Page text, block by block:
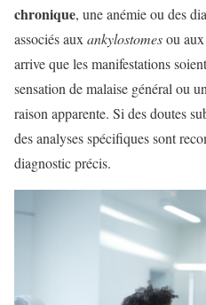
chronique, une anémie ou des
associés aux ankylostomesou aux
arrive que les manifestations
sensation de malaise général ou
raison apparente. Si des doutes
des analyses spécifiques sont
diagnostic précis.